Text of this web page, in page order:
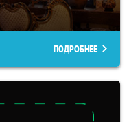
ПОДРОБНЕЕ